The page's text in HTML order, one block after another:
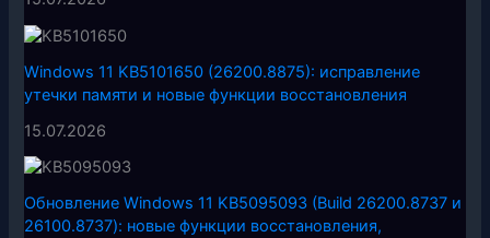
Windows 11 KB5101650 (26200.8875): исправление
утечки памяти и новые функции восстановления
15.07.2026
Обновление Windows 11 KB5095093 (Build 26200.8737 и
26100.8737): новые функции восстановления,